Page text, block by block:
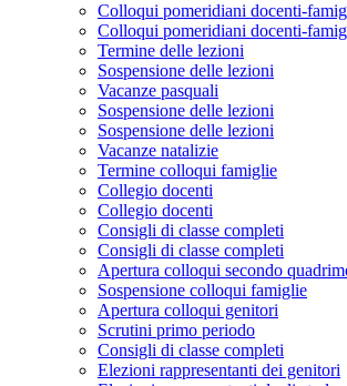
Colloqui pomeridiani docenti-
Colloqui pomeridiani docenti-
Termine delle lezioni
Sospensione delle lezioni
Vacanze pasquali
Sospensione delle lezioni
Sospensione delle lezioni
Vacanze natalizie
Termine colloqui famiglie
Collegio docenti
Collegio docenti
Consigli di classe completi
Consigli di classe completi
Apertura colloqui secondo
Sospensione colloqui famiglie
Apertura colloqui genitori
Scrutini primo periodo
Consigli di classe completi
Elezioni rappresentanti dei genitori